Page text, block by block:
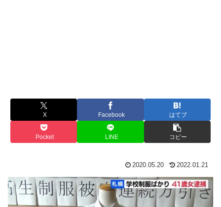
X Facebook はてブ
Pocket LINE コピー
2020.05.20 2022.01.21